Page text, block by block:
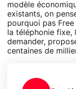
modèle
existants, on
pourquoi pas
la téléphonie
demander,
centaines de